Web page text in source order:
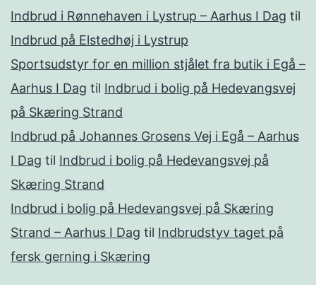
Indbrud i Rønnehaven i Lystrup – Aarhus I Dag til
Indbrud på Elstedhøj i Lystrup
Sportsudstyr for en million stjålet fra butik i Egå –
Aarhus I Dag til Indbrud i bolig på Hedevangsvej
på Skæring Strand
Indbrud på Johannes Grosens Vej i Egå – Aarhus
I Dag til Indbrud i bolig på Hedevangsvej på
Skæring Strand
Indbrud i bolig på Hedevangsvej på Skæring
Strand – Aarhus I Dag til Indbrudstyv taget på
fersk gerning i Skæring